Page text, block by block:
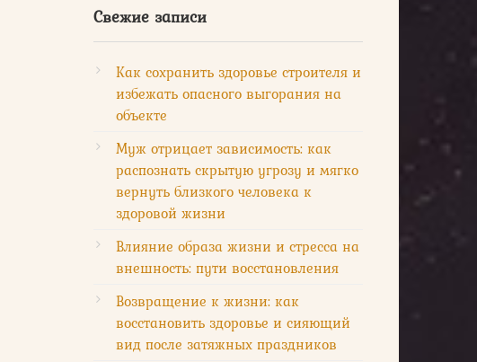
Свежие записи
Как сохранить здоровье строителя и
избежать опасного выгорания на
объекте
Муж отрицает зависимость: как
распознать скрытую угрозу и мягко
вернуть близкого человека к
здоровой жизни
Влияние образа жизни и стресса на
внешность: пути восстановления
Возвращение к жизни: как
восстановить здоровье и сияющий
вид после затяжных праздников